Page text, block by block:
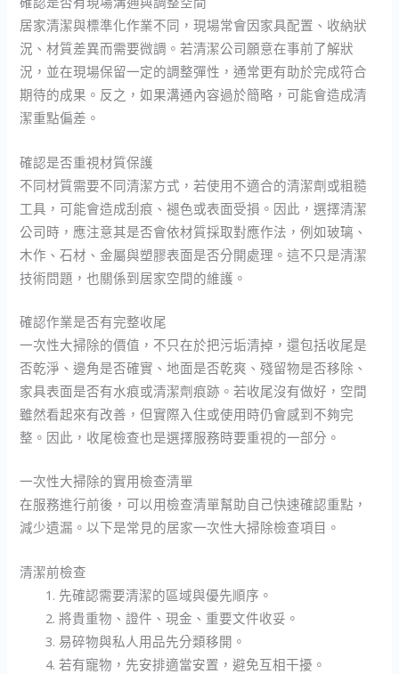
居家清潔與標準化作業不同，現場常會因家具配置、收納狀
況、材質差異而需要微調。若清潔公司願意在事前了解狀
況，並在現場保留一定的調整彈性，通常更有助於完成符合
期待的成果。反之，如果溝通內容過於簡略，可能會造成清
潔重點偏差。
確認是否重視材質保護
不同材質需要不同清潔方式，若使用不適合的清潔劑或粗糙
工具，可能會造成刮痕、褪色或表面受損。因此，選擇清潔
公司時，應注意其是否會依材質採取對應作法，例如玻璃、
木作、石材、金屬與塑膠表面是否分開處理。這不只是清潔
技術問題，也關係到居家空間的維護。
確認作業是否有完整收尾
一次性大掃除的價值，不只在於把污垢清掉，還包括收尾是
否乾淨、邊角是否確實、地面是否乾爽、殘留物是否移除、
家具表面是否有水痕或清潔劑痕跡。若收尾沒有做好，空間
雖然看起來有改善，但實際入住或使用時仍會感到不夠完
整。因此，收尾檢查也是選擇服務時要重視的一部分。
一次性大掃除的實用檢查清單
在服務進行前後，可以用檢查清單幫助自己快速確認重點，
減少遺漏。以下是常見的居家一次性大掃除檢查項目。
清潔前檢查
先確認需要清潔的區域與優先順序。
將貴重物、證件、現金、重要文件收妥。
易碎物與私人用品先分類移開。
若有寵物，先安排適當安置，避免互相干擾。